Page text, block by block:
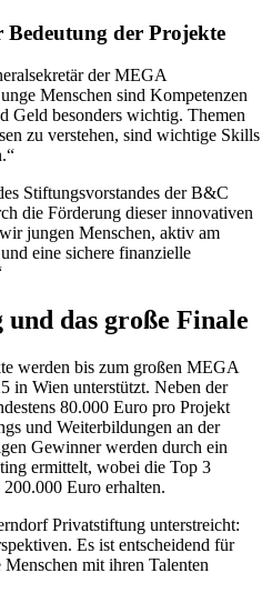
der Projekte
der MEGA
Menschen sind Kompetenzen
Geld besonders wichtig. Themen
zu verstehen, sind wichtige Skills
Stiftungsvorstandes der B&C
die Förderung dieser innovativen
jungen Menschen, aktiv am
eine sichere finanzielle
das große Finale
werden bis zum großen MEGA
in Wien unterstützt. Neben der
80.000 Euro pro Projekt
und Weiterbildungen an der
Gewinner werden durch ein
ermittelt, wobei die Top 3
Euro erhalten.
Privatstiftung unterstreicht:
Es ist entscheidend für
Menschen mit ihren Talenten